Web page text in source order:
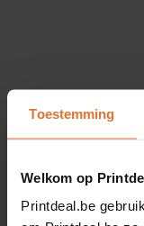
Toestemming
Welkom op
Printdeal.be